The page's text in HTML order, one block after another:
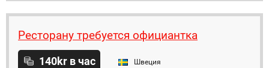
Ресторану требуется официантка
140kr в час Швеция